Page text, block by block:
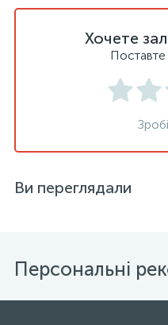
Хочете
Ви переглядали
Персональні